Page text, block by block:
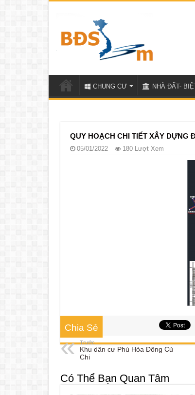
CHUNG CƯ NHÀ ĐẤT-
QUY HOẠCH CHI TIẾT XÂY DỰNG
05/01/2022 180 Lượt Xem
Chia Sẻ
Trước
Khu dân cư Phú Hòa Đông Củ
Chi
Có Thể Bạn Quan Tâm